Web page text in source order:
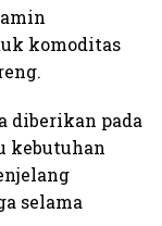
komoditas
diberikan pada
kebutuhan
selama